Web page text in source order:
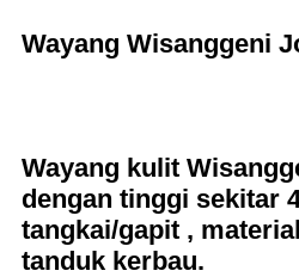
Wayang Wisanggeni
Wayang kulit
dengan tinggi sekitar
tangkai/gapit ,
tanduk kerbau.